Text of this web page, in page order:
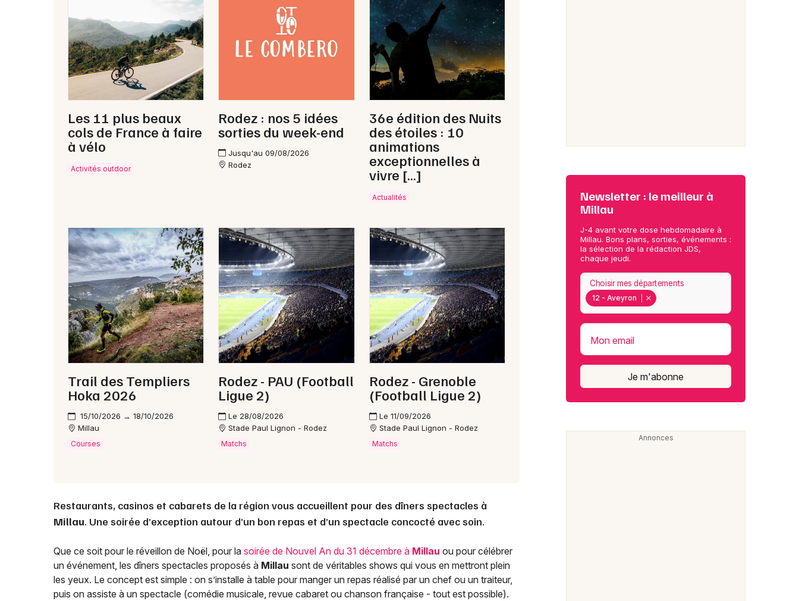
Newsletter des sorties
Artistes en tournée
Actus à Millau
Magazine à Millau
12 - Aveyron
Choisir mes départements
Mon email
Les 11 plus beaux
cols de France à faire
à vélo
Activités outdoor
Rodez : nos 5 idées
sorties du week-end
Jusqu'au 09/08/2026
Rodez
36e édition des Nuits
des étoiles : 10
animations
exceptionnelles à
vivre […]
Actualités
Trail des Templiers
Hoka 2026
15/10/2026 → 18/10/2026
Millau
Courses
Rodez - PAU (Football
Ligue 2)
Le 28/08/2026
Stade Paul Lignon - Rodez
Matchs
Rodez - Grenoble
(Football Ligue 2)
Le 11/09/2026
Stade Paul Lignon - Rodez
Matchs
Restaurants, casinos et cabarets de la région vous accueillent pour des dîners spectacles à
Millau. Une soirée d’exception autour d’un bon repas et d’un spectacle concocté avec soin.
Que ce soit pour le réveillon de Noël, pour la soirée de Nouvel An du 31 décembre à Millau ou pour célébrer
un événement, les dîners spectacles proposés à Millau sont de véritables shows qui vous en mettront plein
les yeux. Le concept est simple : on s’installe à table pour manger un repas réalisé par un chef ou un traiteur,
puis on assiste à un spectacle (comédie musicale, revue cabaret ou chanson française - tout est possible).
Newsletter : le meilleur à
Millau
J-4 avant votre dose hebdomadaire à
Millau. Bons plans, sorties, événements :
la sélection de la rédaction JDS,
chaque jeudi.
12 - Aveyron
Choisir mes départements
Mon email
Je m'abonne